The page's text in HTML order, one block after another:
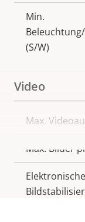
Min.
(S/W)
Video
Max.
Max. Bilder
Elektronische